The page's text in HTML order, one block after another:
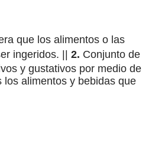
que los alimentos o las
ingeridos. || 2. Conjunto de
y gustativos por medio de
los alimentos y bebidas que